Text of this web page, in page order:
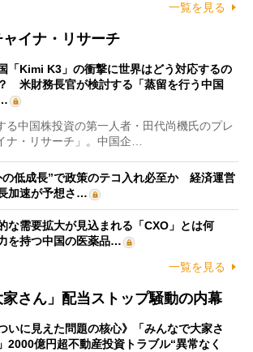
一覧を見る
ャイナ・リサーチ
「Kimi K3」の衝撃に世界はどう対応するの
米財務長官が検討する「蒸留を行う中国
中国株投資の第一人者・田代尚機氏のプレ
ナ・リサーチ」。中国企…
の低成長”で政策のテコ入れ必至か 経済運営
加速が予想さ…
な需要拡大が見込まれる「CXO」とは何
を持つ中国の医薬品…
一覧を見る
家さん」配当ストップ騒動の内幕
ついに見えた問題の核心》「みんなで大家さ
2000億円超不動産投資トラブル“異常なく